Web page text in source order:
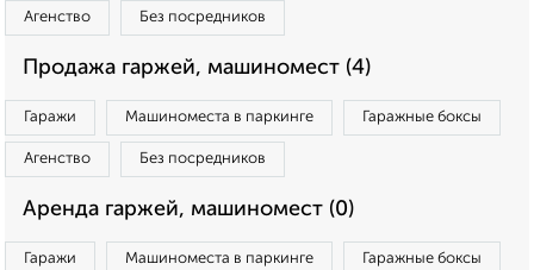
Агенство Без посредников
Продажа гаржей, машиномест (4)
Гаражи Машиноместа в паркинге Гаражные боксы
Агенство Без посредников
Аренда гаржей, машиномест (0)
Гаражи Машиноместа в паркинге Гаражные боксы